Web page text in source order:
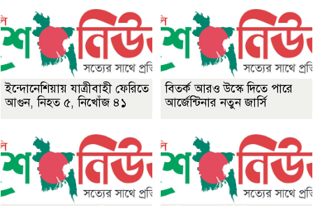
ইন্দোনেশিয়ায় যাত্রীবাহী ফেরিতে
আগুন, নিহত ৫, নিখোঁজ ৪১
বিতর্ক আরও উস্কে দিতে পারে
আর্জেন্টিনার নতুন জার্সি